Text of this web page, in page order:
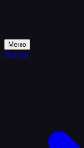
Меню
Услуги